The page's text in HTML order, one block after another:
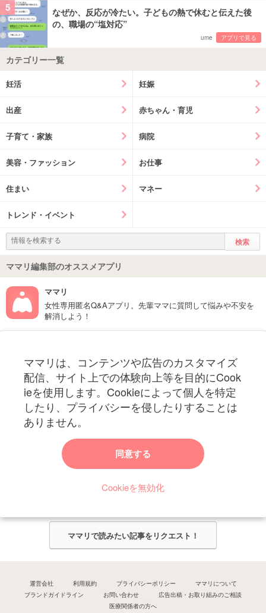
5
なぜか、反応が冷たい。子どもの熱で休むと伝えた後
の、職場の“塩対応”
ume アプリで見る
カテゴリー一覧
妊活 妊娠
出産 赤ちゃん・育児
子育て・家族 病院
美容・ファッション お仕事
住まい マネー
トレンド・イベント
ママリ編集部のオススメアプリ
ママリ
女性専用匿名Q&Aアプリ。先輩ママに質問して悩みや不安を
解消しよう！
ママリは、コンテンツや広告のカスタマイズ
配信、サイト上での体験向上等を目的にCook
ieを使用します。Cookieによって個人を特定
したり、プライバシーを侵したりすることは
ありません。
同意する
Cookieを無効化
妊娠〜子育て中のお役立ち情報を配信中
ママリからのお知らせ
ママリ編集部がみなさんのご意見をもとに記事を作成させていただきま
ママリで読みたい記事をリクエスト！
運営会社 利用規約 プライバシーポリシー
ママリについて
ブランドガイドライン
お問い合わせ
広告出稿・お取り組みのご相談
医療関係者の方へ